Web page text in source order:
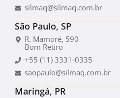
silmaq@silmaq.com.br
São Paulo, SP
R. Mamoré, 590
Bom Retiro
+55 (11) 3331-0335
saopaulo@silmaq.com.br
Maringá, PR